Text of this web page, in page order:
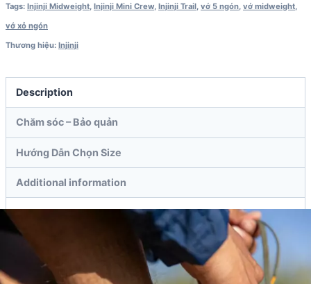
Tags: Injinji Midweight, Injinji Mini Crew, Injinji Trail, vớ 5 ngón, vớ midweight,
vớ xỏ ngón
Thương hiệu: Injinji
Description
Chăm sóc – Bảo quản
Hướng Dẫn Chọn Size
Additional information